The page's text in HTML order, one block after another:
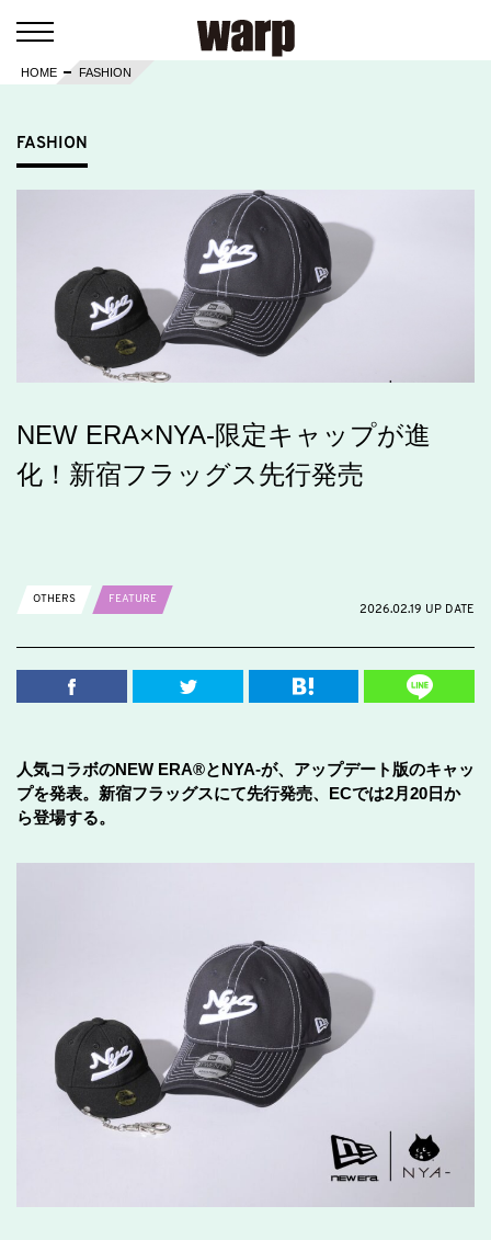
HOME FASHION
FASHION
NEW ERA×NYA-限定キャップが進
化！新宿フラッグス先行発売
OTHERS
FEATURE
2026.02.19 UP DATE
人気コラボのNEW ERA®とNYA-が、アップデート版のキャッ
プを発表。新宿フラッグスにて先行発売、ECでは2月20日か
ら登場する。